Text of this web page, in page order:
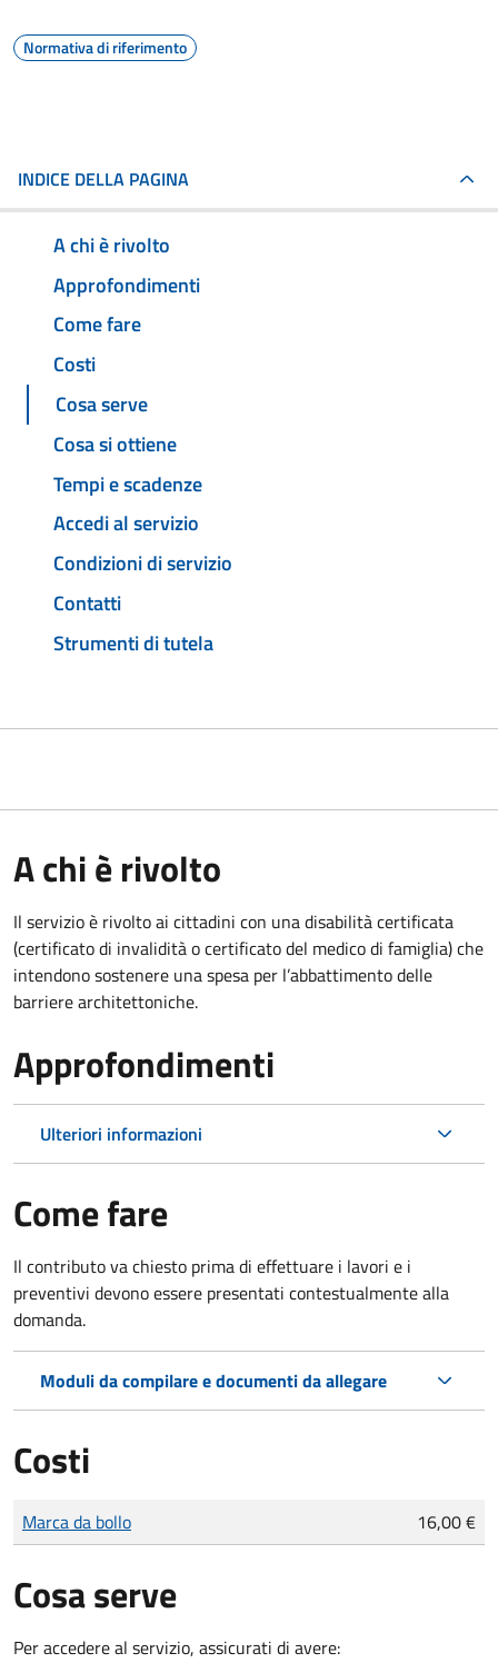
Normativa di riferimento
INDICE DELLA PAGINA
A chi è rivolto
Approfondimenti
Come fare
Costi
Cosa serve
Cosa si ottiene
Tempi e scadenze
Accedi al servizio
Condizioni di servizio
Contatti
Strumenti di tutela
A chi è rivolto
Il servizio è rivolto ai cittadini con una disabilità certificata
(certificato di invalidità o certificato del medico di famiglia) che
intendono sostenere una spesa per l’abbattimento delle
barriere architettoniche.
Approfondimenti
Ulteriori informazioni
Come fare
Il contributo va chiesto prima di effettuare i lavori e i
preventivi devono essere presentati contestualmente alla
domanda.
Moduli da compilare e documenti da allegare
Costi
Tipo di pagamento
Importo
Marca da bollo 16,00 €
Cosa serve
Per accedere al servizio, assicurati di avere: